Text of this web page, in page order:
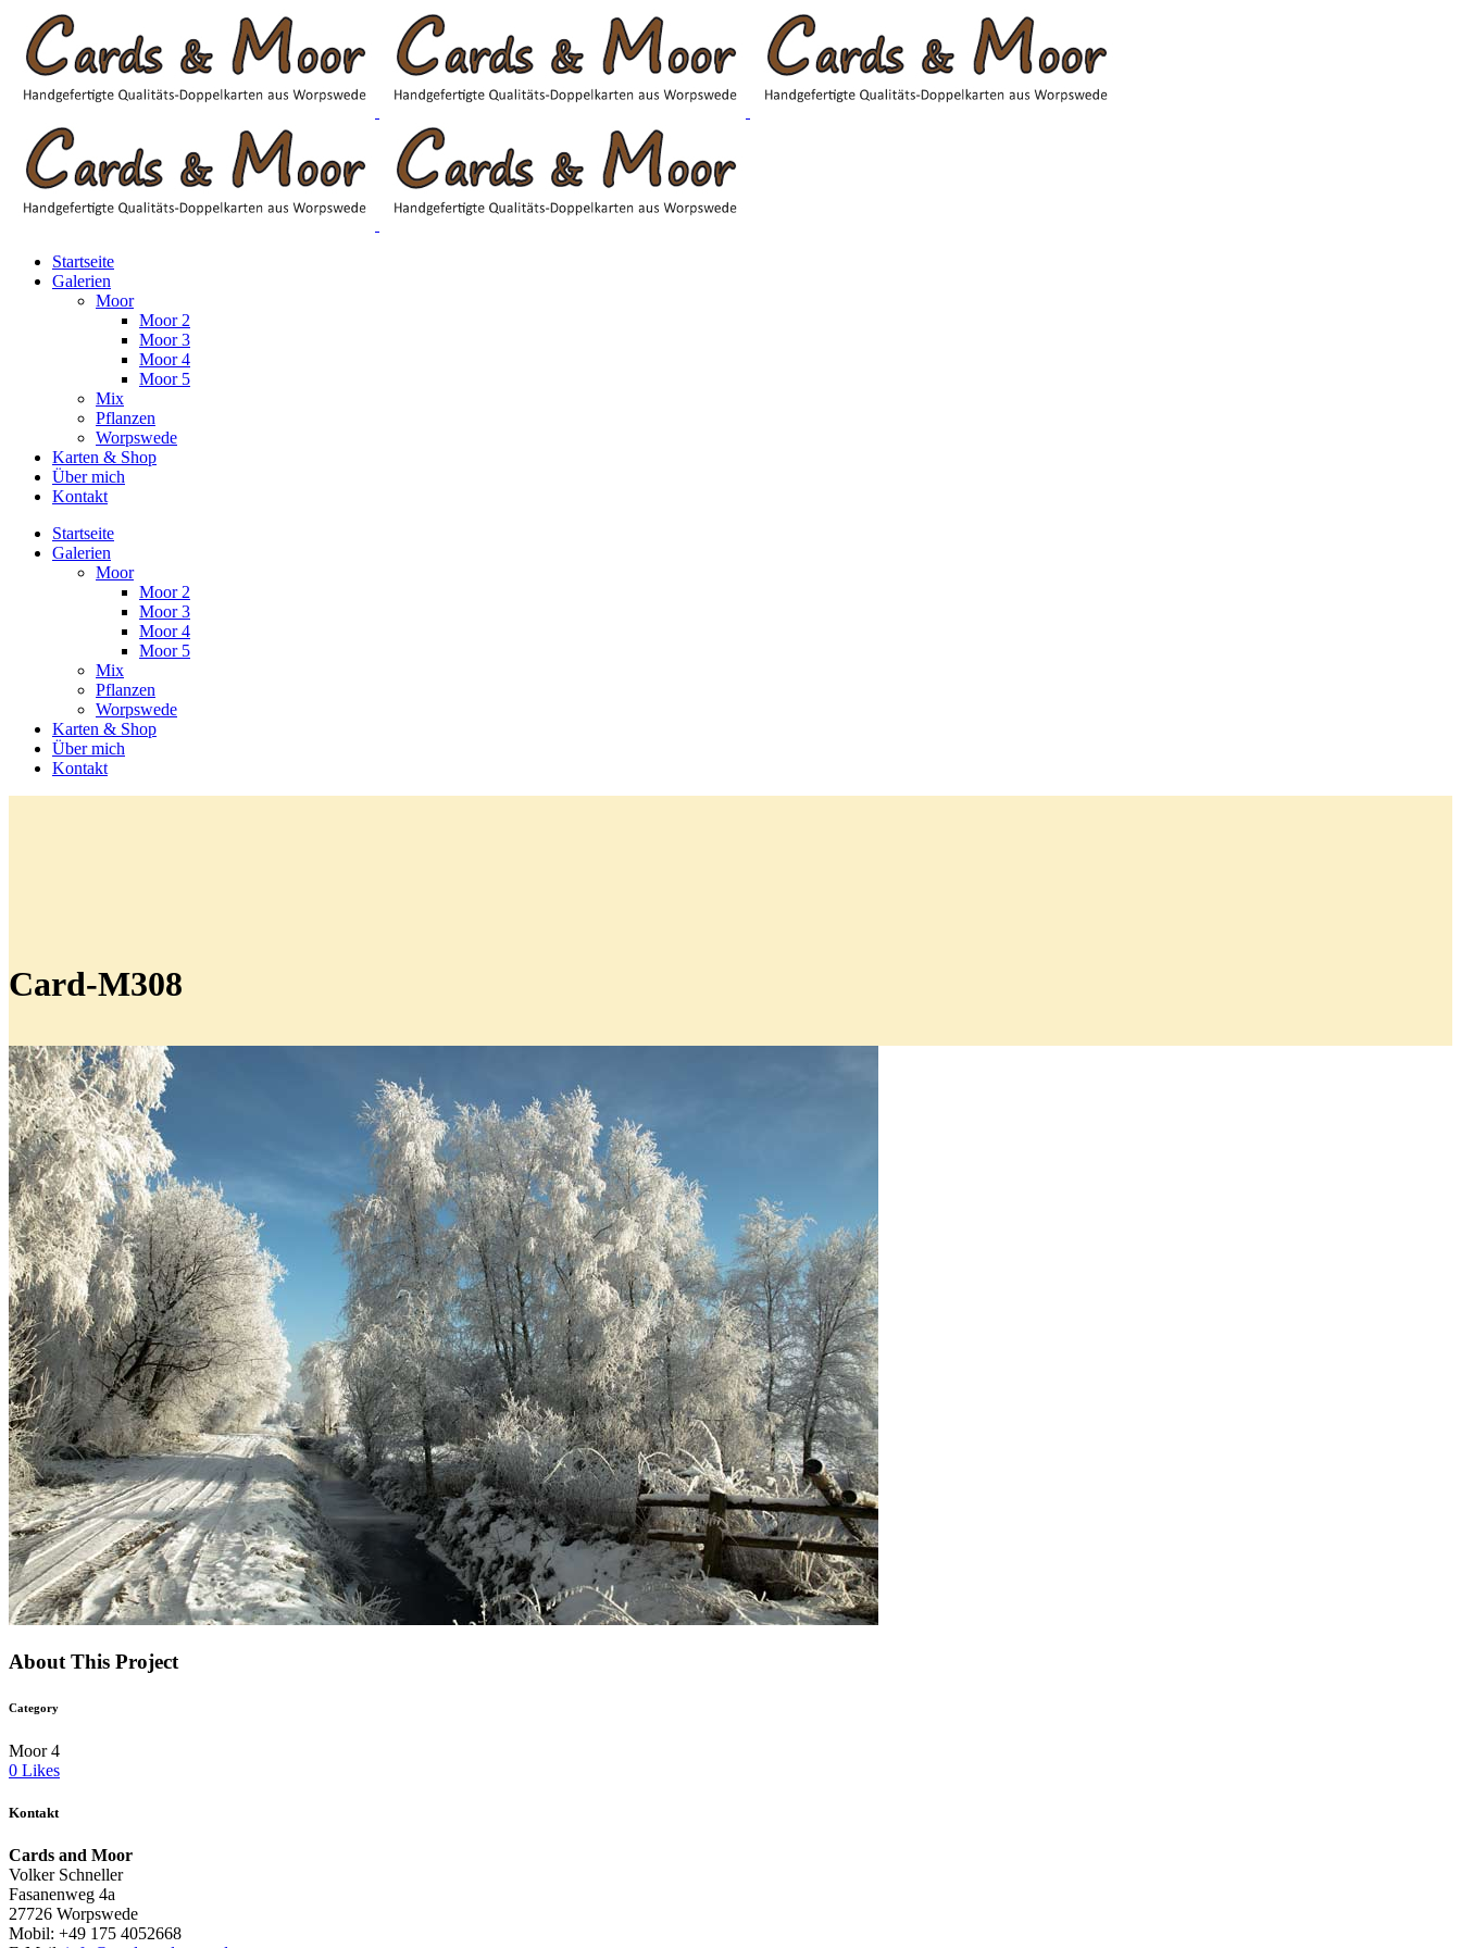
Startseite
Galerien
Moor
Moor 2
Moor 3
Moor 4
Moor 5
Mix
Pflanzen
Worpswede
Karten & Shop
Über mich
Kontakt
Startseite
Galerien
Moor
Moor 2
Moor 3
Moor 4
Moor 5
Mix
Pflanzen
Worpswede
Karten & Shop
Über mich
Kontakt
Card-M308
About This Project
Category
Moor 4
0 Likes
Kontakt
Cards and Moor
Volker Schneller
Fasanenweg 4a
27726 Worpswede
Mobil: +49 175 4052668